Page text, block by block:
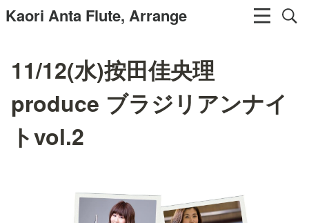
Kaori Anta Flute, Arrange
11/12(水)按田佳央理
produce ブラジリアンナイ
トvol.2